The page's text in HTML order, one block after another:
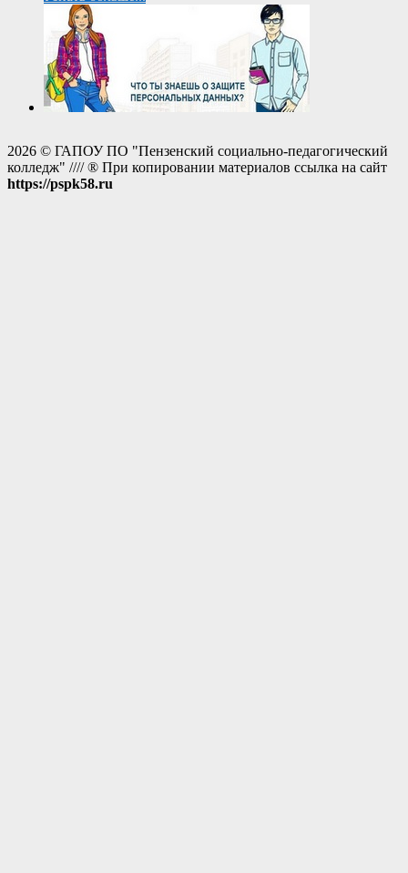
2026 © ГАПОУ ПО "Пензенский социально-педагогический
колледж" //// ® При копировании материалов ссылка на сайт
https://pspk58.ru